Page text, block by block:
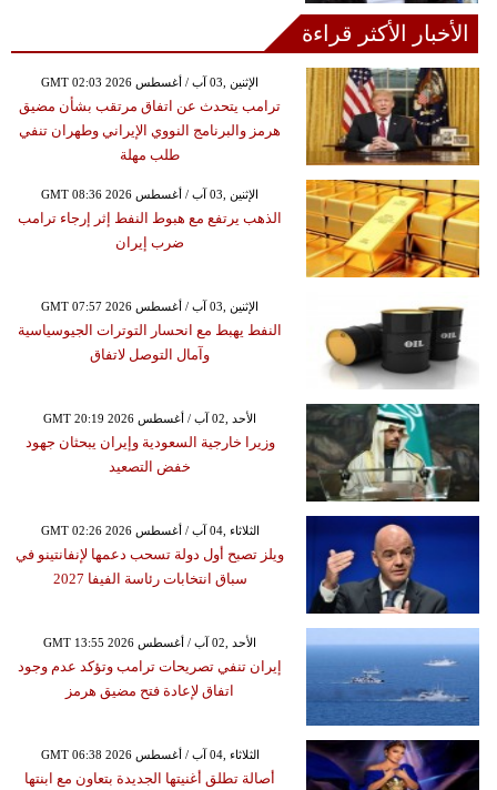
الأخبار الأكثر قراءة
GMT 02:03 2026 الإثنين ,03 آب / أغسطس
ترامب يتحدث عن اتفاق مرتقب بشأن مضيق
هرمز والبرنامج النووي الإيراني وطهران تنفي
طلب مهلة
GMT 08:36 2026 الإثنين ,03 آب / أغسطس
الذهب يرتفع مع هبوط النفط إثر إرجاء ترامب
ضرب إيران
GMT 07:57 2026 الإثنين ,03 آب / أغسطس
النفط يهبط مع انحسار التوترات الجيوسياسية
وآمال التوصل لاتفاق
GMT 20:19 2026 الأحد ,02 آب / أغسطس
وزيرا خارجية السعودية وإيران يبحثان جهود
خفض التصعيد
GMT 02:26 2026 الثلاثاء ,04 آب / أغسطس
ويلز تصبح أول دولة تسحب دعمها لإنفانتينو في
سباق انتخابات رئاسة الفيفا 2027
GMT 13:55 2026 الأحد ,02 آب / أغسطس
إيران تنفي تصريحات ترامب وتؤكد عدم وجود
اتفاق لإعادة فتح مضيق هرمز
GMT 06:38 2026 الثلاثاء ,04 آب / أغسطس
أصالة تطلق أغنيتها الجديدة بتعاون مع ابنتها